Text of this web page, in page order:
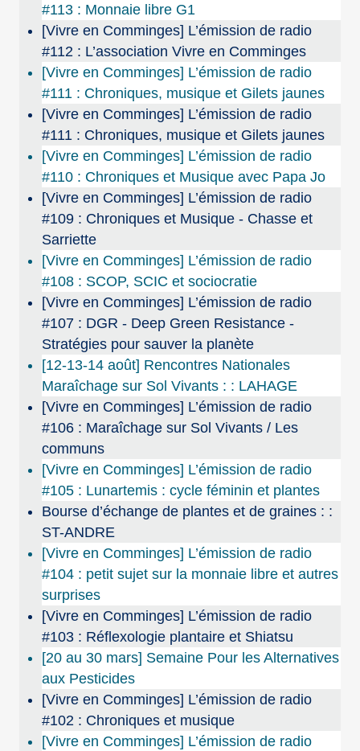
#113 : Monnaie libre G1
[Vivre en Comminges] L’émission de radio
#112 : L’association Vivre en Comminges
[Vivre en Comminges] L’émission de radio
#111 : Chroniques, musique et Gilets jaunes
[Vivre en Comminges] L’émission de radio
#111 : Chroniques, musique et Gilets jaunes
[Vivre en Comminges] L’émission de radio
#110 : Chroniques et Musique avec Papa Jo
[Vivre en Comminges] L’émission de radio
#109 : Chroniques et Musique - Chasse et
Sarriette
[Vivre en Comminges] L’émission de radio
#108 : SCOP, SCIC et sociocratie
[Vivre en Comminges] L’émission de radio
#107 : DGR - Deep Green Resistance -
Stratégies pour sauver la planète
[12-13-14 août] Rencontres Nationales
Maraîchage sur Sol Vivants : : LAHAGE
[Vivre en Comminges] L’émission de radio
#106 : Maraîchage sur Sol Vivants / Les
communs
[Vivre en Comminges] L’émission de radio
#105 : Lunartemis : cycle féminin et plantes
Bourse d’échange de plantes et de graines : :
ST-ANDRE
[Vivre en Comminges] L’émission de radio
#104 : petit sujet sur la monnaie libre et autres
surprises
[Vivre en Comminges] L’émission de radio
#103 : Réflexologie plantaire et Shiatsu
[20 au 30 mars] Semaine Pour les Alternatives
aux Pesticides
[Vivre en Comminges] L’émission de radio
#102 : Chroniques et musique
[Vivre en Comminges] L’émission de radio